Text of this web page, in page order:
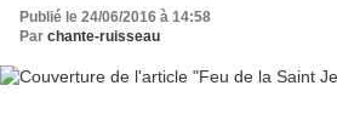
Publié le 24/06/2016 à 14:58
Par chante-ruisseau